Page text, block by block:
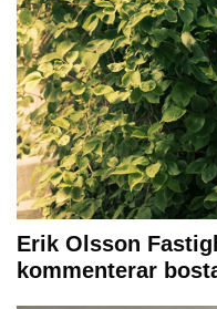
Erik Olsson
kommenterar